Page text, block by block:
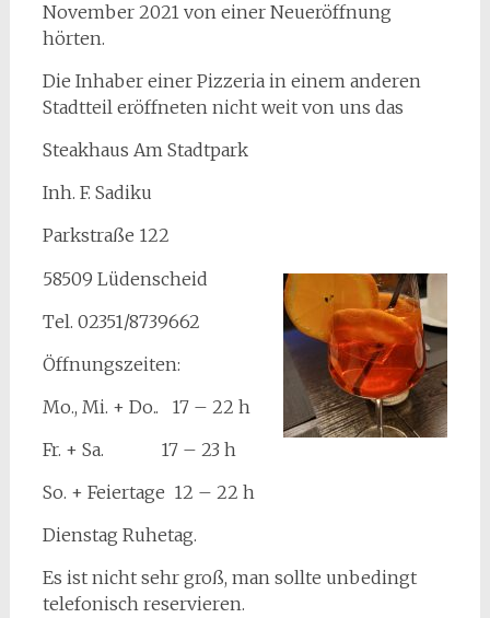
November 2021 von einer Neueröffnung
hörten.
Die Inhaber einer Pizzeria in einem anderen
Stadtteil eröffneten nicht weit von uns das
Steakhaus Am Stadtpark
Inh. F. Sadiku
Parkstraße 122
58509 Lüdenscheid
Tel. 02351/8739662
Öffnungszeiten:
Mo., Mi. + Do.. 17 – 22 h
Fr. + Sa. 17 – 23 h
So. + Feiertage 12 – 22 h
Dienstag Ruhetag.
Es ist nicht sehr groß, man sollte unbedingt
telefonisch reservieren.